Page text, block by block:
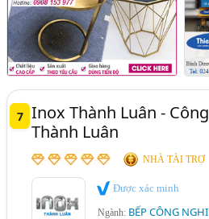
7 Inox Thành Luân -
Thành Luân
NHÀ TÀI TRỢ
Được xác minh
Ngành: BẾP CÔNG